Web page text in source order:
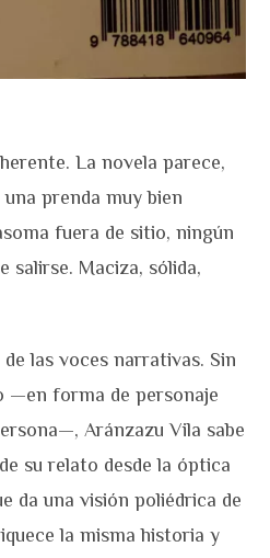
La novela parece,
prenda muy bien
fuera de sitio, ningún
salirse. Maciza, sólida,
las voces narrativas. Sin
—en forma de personaje
Aránzazu Vila sabe
su relato desde la óptica
da una visión poliédrica de
la misma historia y